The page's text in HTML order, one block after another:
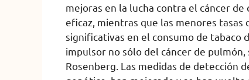
mejoras en la lucha contra el cáncer
eficaz, mientras que las menores
significativas en el consumo de tabaco
impulsor no sólo del cáncer de
Rosenberg. Las medidas de detección